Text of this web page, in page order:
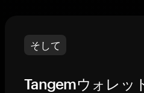
そして
Tangemウォレッ